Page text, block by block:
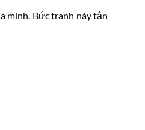
mình. Bức tranh này tận